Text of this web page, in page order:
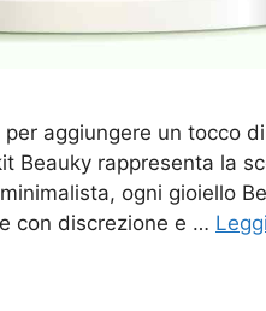
aggiungere un tocco
Beauky rappresenta la
ogni gioiello
con discrezione e …